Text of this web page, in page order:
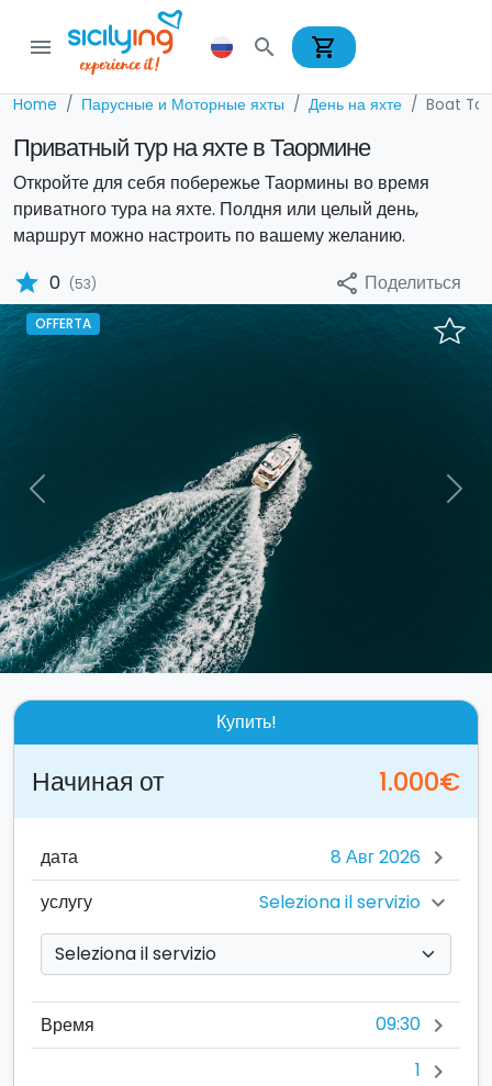
menu search shopping_cart
Home Парусные и Моторные яхты День на яхте Boat
Приватный тур на яхте в Таормине
Откройте для себя побережье Таормины во время
приватного тура на яхте. Полдня или целый день,
маршрут можно настроить по вашему желанию.
star 0 (53) share Поделиться
OFFERTA
Previous Next
Купить!
Начиная от 1.000€
дата chevron_right
услугу Seleziona il servizio chevron_right
Время 09:30 chevron_right
1 chevron_right